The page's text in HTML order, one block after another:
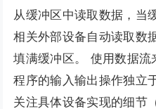
从缓冲区中读取数据，当
相关外部设备自动读取数
填满缓冲区。 使用数据流
程序的输入输出操作独立
关注具体设备实现的细节